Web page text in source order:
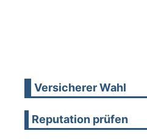
Versicherer Wahl
Reputation prüfen